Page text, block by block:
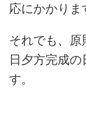
応にかかりま
それでも、原
日夕方完成
す。